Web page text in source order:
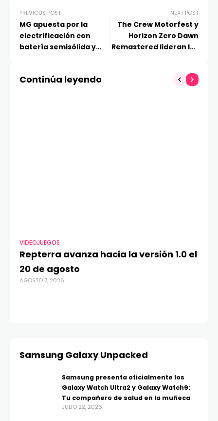
PREVIOUS POST
MG apuesta por la
electrificación con
batería semisólida y
NEXT POST
The Crew Motorfest y
Horizon Zero Dawn
Remastered lideran los
Deluxe en abril
Continúa leyendo
VIDEOJUEGOS
Repterra avanza hacia la versión 1.0 el
20 de agosto
AGOSTO 7, 2026
Samsung Galaxy Unpacked
Samsung presenta oficialmente los
Galaxy Watch Ultra2 y Galaxy Watch9:
Tu compañero de salud en la muñeca
JULIO 22, 2026